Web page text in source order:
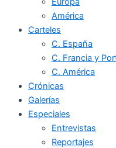
América
Carteles
C. España
C. Francia y
C. América
Crónicas
Galerías
Especiales
Entrevistas
Reportajes